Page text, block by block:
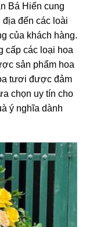
Bá Hiến cung
đến các loài
của khách hàng.
cấp các loại hoa
sản phẩm hoa
tươi được đảm
chọn uy tín cho
ý nghĩa dành